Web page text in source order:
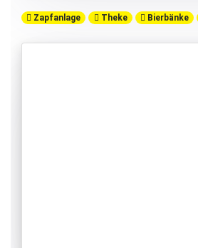
Zapfanlage Theke Bierbänke